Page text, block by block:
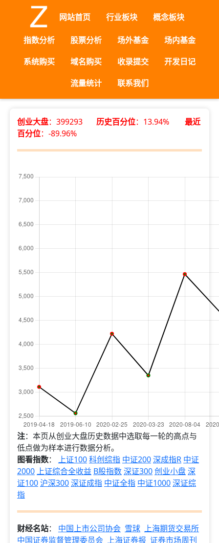
网站首页 行业板块 概念板块
指数分析 股票分析 场外基金
场内基金
系统购买
域名购买 收录提交
开发日记
流量统计
联系我们
创业大盘：399293 历史百分位：13.94% 最近
百分位：-89.96%
注：本页从创业大盘历史数据中选取每一轮的高点与
低点做为样本进行数据分析。
图看指数： 上证100科创综指 中证200深成指R 中证
2000 上证综合全收益 B股指数深证300创业小盘深
证100沪深300深证成指 中证全指 中证1000深证综
指
财经名站： 中国上市公司协会 雪球 上海期货交易所
中国证券监督管理委员会 上海证券报 证券市场周刊